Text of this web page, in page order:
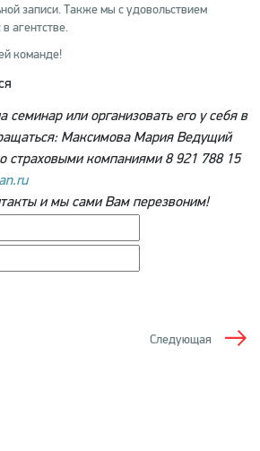
записи. Также мы с удовольствием
агентстве.
команде!
семинар или организовать его у себя в
Максимова Мария Ведущий
страховыми компаниями 8 921 788 15
и мы сами Вам перезвоним!
Следующая